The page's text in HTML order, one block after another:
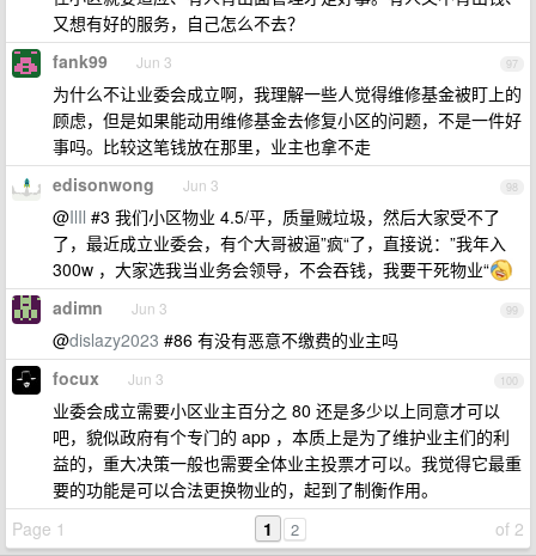
又想有好的服务，自己怎么不去？
97
fank99 Jun 3
为什么不让业委会成立啊，我理解一些人觉得维修基金被盯上的
顾虑，但是如果能动用维修基金去修复小区的问题，不是一件好
事吗。比较这笔钱放在那里，业主也拿不走
98
edisonwong Jun 3
@IlIl #3 我们小区物业 4.5/平，质量贼垃圾，然后大家受不了
了，最近成立业委会，有个大哥被逼”疯“了，直接说：”我年入
300w ，大家选我当业务会领导，不会吞钱，我要干死物业“
99
adimn Jun 3
@dislazy2023 #86 有没有恶意不缴费的业主吗
100
focux Jun 3
业委会成立需要小区业主百分之 80 还是多少以上同意才可以
吧，貌似政府有个专门的 app ，本质上是为了维护业主们的利
益的，重大决策一般也需要全体业主投票才可以。我觉得它最重
要的功能是可以合法更换物业的，起到了制衡作用。
Page 1
of 2
1 2